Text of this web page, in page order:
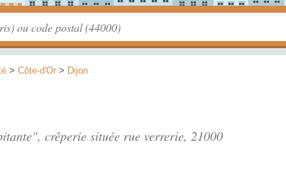
> Côte-d'Or > Dijon
crêperie située rue verrerie, 21000